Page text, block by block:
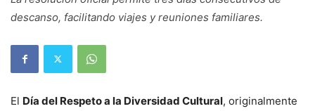
descanso, facilitando viajes y reuniones familiares.
El Día del Respeto a la Diversidad Cultural, originalmente